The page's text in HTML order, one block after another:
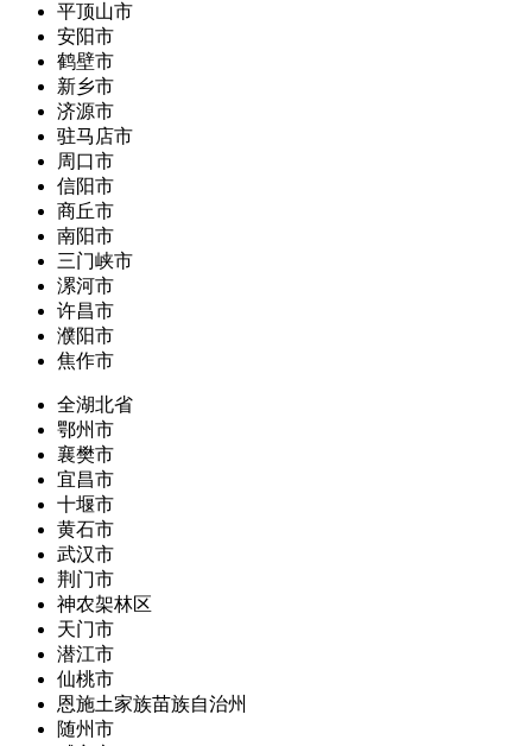
平顶山市
安阳市
鹤壁市
新乡市
济源市
驻马店市
周口市
信阳市
商丘市
南阳市
三门峡市
漯河市
许昌市
濮阳市
焦作市
全湖北省
鄂州市
襄樊市
宜昌市
十堰市
黄石市
武汉市
荆门市
神农架林区
天门市
潜江市
仙桃市
恩施土家族苗族自治州
随州市